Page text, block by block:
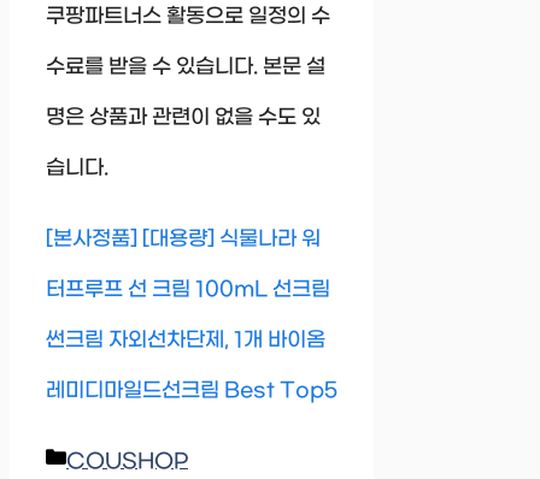
쿠팡파트너스 활동으로 일정의 수
수료를 받을 수 있습니다. 본문 설
명은 상품과 관련이 없을 수도 있
습니다.
[본사정품] [대용량] 식물나라 워
터프루프 선 크림 100mL 선크림
썬크림 자외선차단제, 1개 바이옴
레미디마일드선크림 Best Top5
Categories
COUSHOP